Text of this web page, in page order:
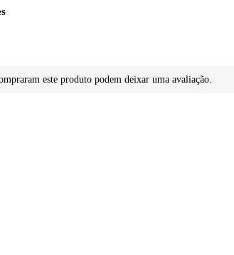
este produto podem deixar uma avaliação.